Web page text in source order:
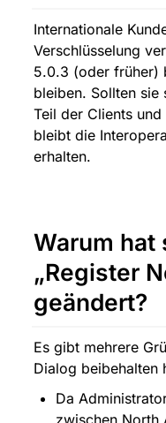
Internationale
Verschlüsselung
5.0.3 (oder früher)
bleiben. Sollten sie
Teil der Clients
bleibt die
erhalten.
Warum hat
„Register
geändert?
Es gibt mehrere
Dialog beibehalten
Da